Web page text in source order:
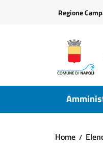
Regione
Home